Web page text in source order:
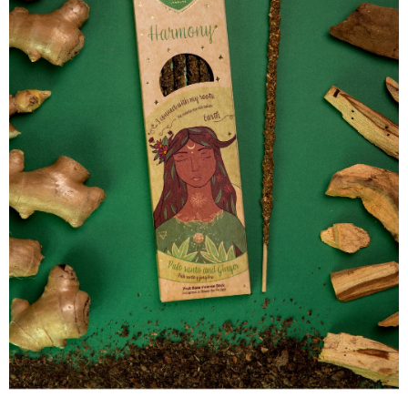
A
J
Í
T
?
HLEDAT
D
O
P
O
R
U
Č